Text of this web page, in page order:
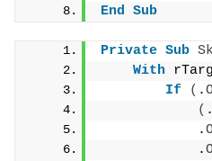
End Sub
Private Sub
With
If
( .
( .
            .
            .